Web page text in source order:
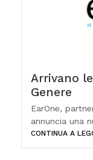
Arrivano
Genere
EarOne,
annuncia una
CONTINUA A